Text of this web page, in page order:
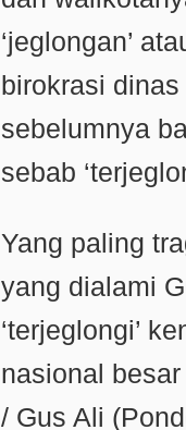
‘jeglongan’
birokrasi
sebelumnya
sebab
Yang paling
yang dialami
‘terjeglongi’
nasional
/ Gus Ali